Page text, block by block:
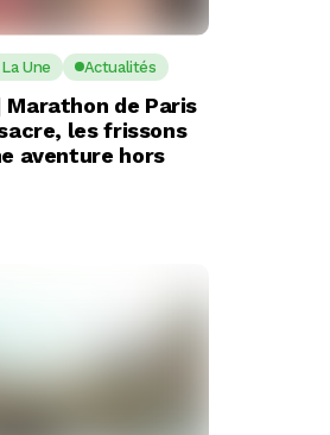
Une Actualités
Marathon de Paris
sacre, les frissons
aventure hors